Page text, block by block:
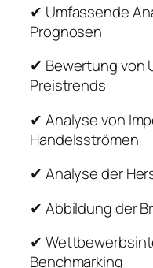
✔ Umfassende
Prognosen
✔ Bewertung von
Preistrends
✔ Analyse von
Handelsströmen
✔ Analyse der
✔ Abbildung der
✔
Benchmarking